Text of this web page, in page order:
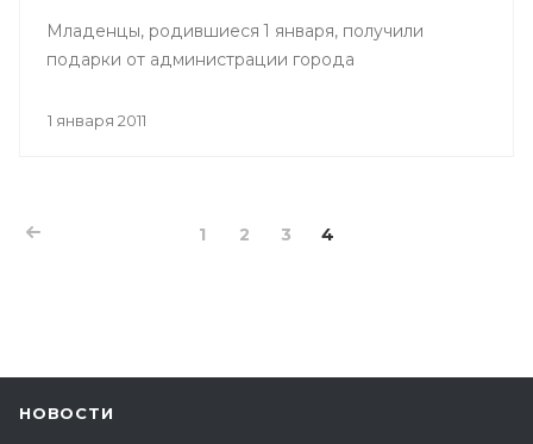
Младенцы, родившиеся 1 января, получили
подарки от администрации города
1 января 2011
1 2 3 4
НОВОСТИ